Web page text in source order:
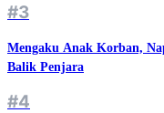
#3
Mengaku Anak Korban,
Balik Penjara
#4